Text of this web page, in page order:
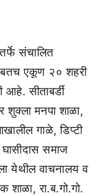
संचालित
एकूण २० शहरी
आहे. सीताबर्डी
शुक्ला मनपा शाळा,
गाळे, डिप्टी
समाज
येथील वाचनालय व
शाळा, रा.ब.गो.गो.